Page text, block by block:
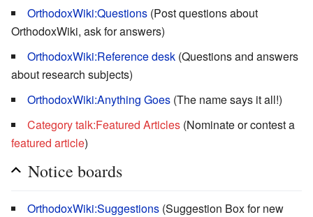
OrthodoxWiki:Questions (Post questions about
OrthodoxWiki, ask for answers)
OrthodoxWiki:Reference desk (Questions and answers
about research subjects)
OrthodoxWiki:Anything Goes (The name says it all!)
Category talk:Featured Articles (Nominate or contest a
featured article)
Notice boards
OrthodoxWiki:Suggestions (Suggestion Box for new